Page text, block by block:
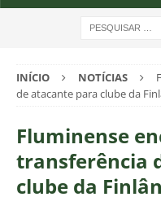
INÍCIO NOTÍCIAS
de atacante para clube da
Fluminense
transferência
clube da